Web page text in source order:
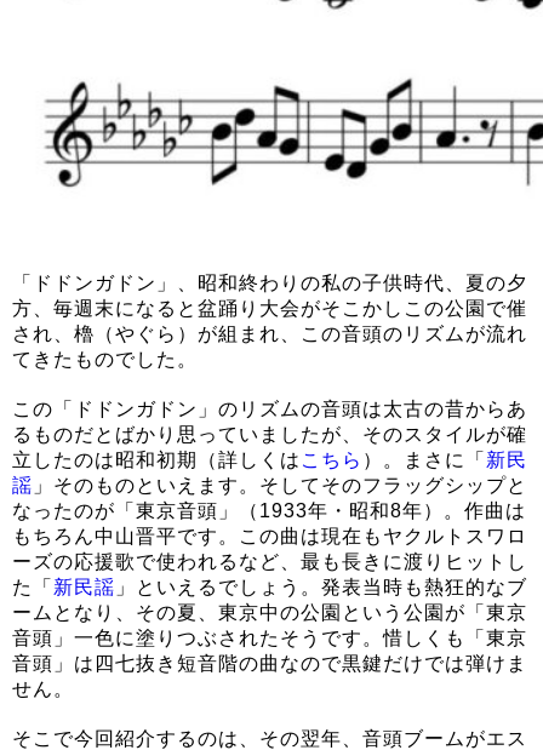
「ドドンガドン」、昭和終わりの私の子供時代、夏の夕
方、毎週末になると盆踊り大会がそこかしこの公園で催
され、櫓（やぐら）が組まれ、この音頭のリズムが流れ
てきたものでした。
この「ドドンガドン」のリズムの音頭は太古の昔からあ
るものだとばかり思っていましたが、そのスタイルが確
立したのは昭和初期（詳しくは こちら ）。まさに「 新民
謡 」そのものといえます。そしてそのフラッグシップと
なったのが「東京音頭」（1933年・昭和8年）。作曲は
もちろん中山晋平です。この曲は現在もヤクルトスワロ
ーズの応援歌で使われるなど、最も長きに渡りヒットし
た「 新民謡 」といえるでしょう。発表当時も熱狂的なブ
ームとなり、その夏、東京中の公園という公園が「東京
音頭」一色に塗りつぶされたそうです。惜しくも「東京
音頭」は四七抜き短音階の曲なので黒鍵だけでは弾けま
せん。
そこで今回紹介するのは、その翌年、音頭ブームがエス